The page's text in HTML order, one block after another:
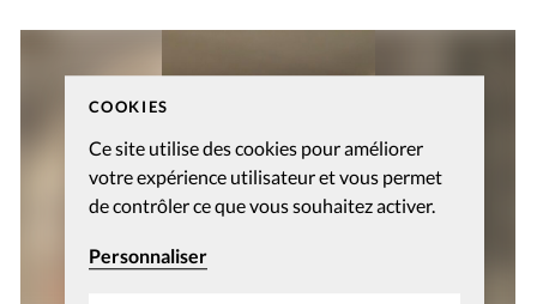
COOKIES
Ce site utilise des cookies pour améliorer
votre expérience utilisateur et vous permet
de contrôler ce que vous souhaitez activer.
Personnaliser